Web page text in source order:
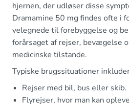
hjernen, der udløser disse
Dramamine 50 mg findes ofte i
velegnede til forebyggelse og
forårsaget af rejser, bevægelse
medicinske tilstande.
Typiske brugssituationer
Rejser med bil, bus eller skib.
Flyrejser, hvor man kan